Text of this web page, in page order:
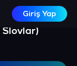
Giriş Yap